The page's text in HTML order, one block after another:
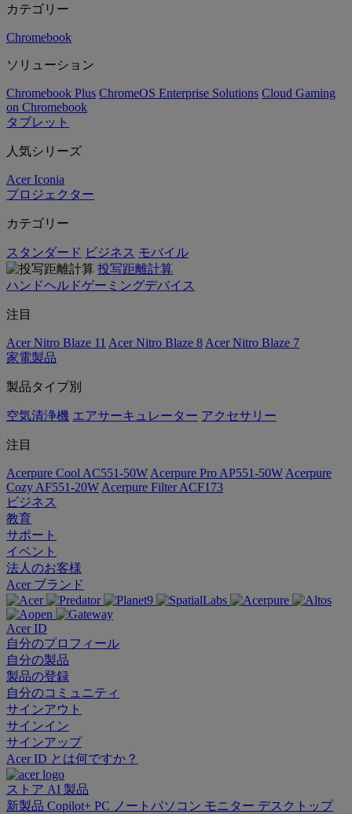
カテゴリー
Chromebook
ソリューション
Chromebook Plus ChromeOS Enterprise Solutions Cloud Gaming
on Chromebook
タブレット
人気シリーズ
Acer Iconia
プロジェクター
カテゴリー
スタンダード ビジネス モバイル
投写距離計算
ハンドヘルドゲーミングデバイス
注目
Acer Nitro Blaze 11 Acer Nitro Blaze 8 Acer Nitro Blaze 7
家電製品
製品タイプ別
空気清浄機 エアサーキュレーター アクセサリー
注目
Acerpure Cool AC551-50W Acerpure Pro AP551-50W Acerpure
Cozy AF551-20W Acerpure Filter ACF173
ビジネス
教育
サポート
イベント
法人のお客様
Acer ブランド
Acer ID
自分のプロフィール
自分の製品
製品の登録
自分のコミュニティ
サインアウト
サインイン
サインアップ
Acer ID とは何ですか？
ストア AI 製品
新製品 Copilot+ PC ノートパソコン モニター デスクトップ